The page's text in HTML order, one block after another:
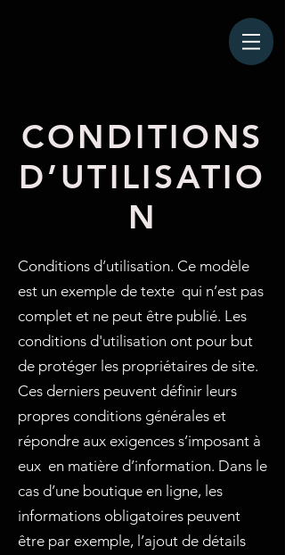
CONDITIONS
D’UTILISATIO
N
Conditions d’utilisation. Ce modèle
est un exemple de texte qui n’est pas
complet et ne peut être publié. Les
conditions d'utilisation ont pour but
de protéger les propriétaires de site.
Ces derniers peuvent définir leurs
propres conditions générales et
répondre aux exigences s’imposant à
eux en matière d’information. Dans le
cas d’une boutique en ligne, les
informations obligatoires peuvent
être par exemple, l’ajout de détails